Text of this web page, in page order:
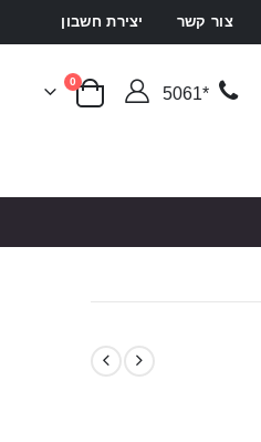
צור קשר יצירת חשבון
*5061
סל קניות
0פריטים